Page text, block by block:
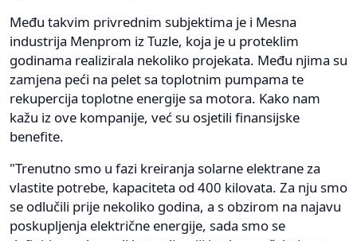
Među takvim privrednim subjektima je i Mesna
industrija Menprom iz Tuzle, koja je u proteklim
godinama realizirala nekoliko projekata. Među njima su
zamjena peći na pelet sa toplotnim pumpama te
rekupercija toplotne energije sa motora. Kako nam
kažu iz ove kompanije, već su osjetili finansijske
benefite.
"Trenutno smo u fazi kreiranja solarne elektrane za
vlastite potrebe, kapaciteta od 400 kilovata. Za nju smo
se odlučili prije nekoliko godina, a s obzirom na najavu
poskupljenja električne energije, sada smo se